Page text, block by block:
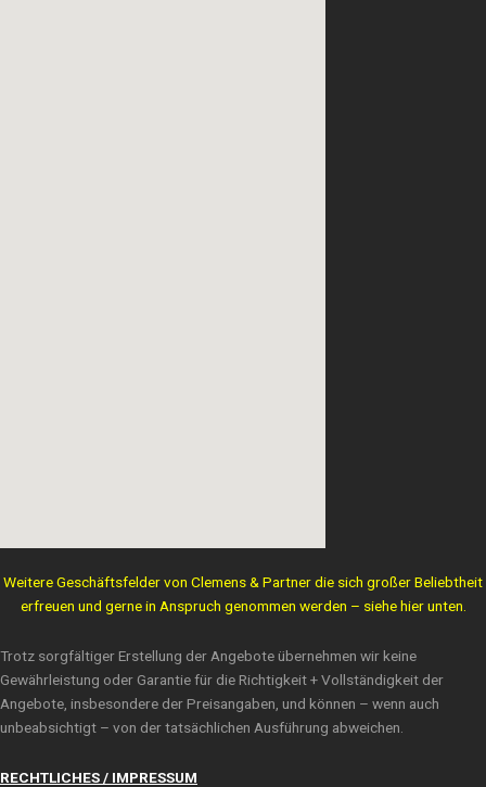
Weitere Geschäftsfelder von Clemens & Partner die sich großer Beliebtheit
erfreuen und gerne in Anspruch genommen werden – siehe hier unten.
Trotz sorgfältiger Erstellung der Angebote übernehmen wir keine
Gewährleistung oder Garantie für die Richtigkeit + Vollständigkeit der
Angebote, insbesondere der Preisangaben, und können – wenn auch
unbeabsichtigt – von der tatsächlichen Ausführung abweichen.
RECHTLICHES / IMPRESSUM